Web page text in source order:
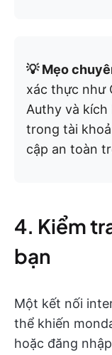
💡 Mẹo
xác thực như
Authy và
trong tài
cập an toàn
4. Kiểm
bạn
Một kết nối
thể khiến
hoặc đăng